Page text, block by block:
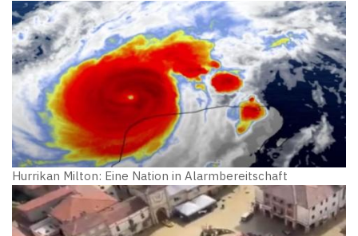
Hurrikan Milton: Eine Nation in Alarmbereitschaft